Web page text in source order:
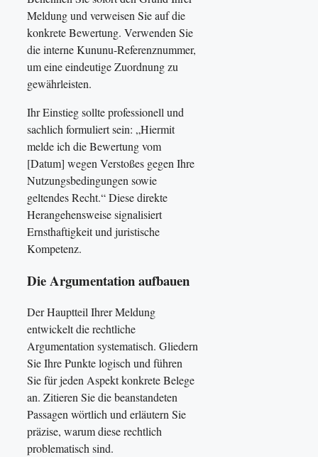
Meldung und verweisen Sie auf die
konkrete Bewertung. Verwenden Sie
die interne Kununu-Referenznummer,
um eine eindeutige Zuordnung zu
gewährleisten.
Ihr Einstieg sollte professionell und
sachlich formuliert sein: „Hiermit
melde ich die Bewertung vom
[Datum] wegen Verstoßes gegen Ihre
Nutzungsbedingungen sowie
geltendes Recht.“ Diese direkte
Herangehensweise signalisiert
Ernsthaftigkeit und juristische
Kompetenz.
Die Argumentation aufbauen
Der Hauptteil Ihrer Meldung
entwickelt die rechtliche
Argumentation systematisch. Gliedern
Sie Ihre Punkte logisch und führen
Sie für jeden Aspekt konkrete Belege
an. Zitieren Sie die beanstandeten
Passagen wörtlich und erläutern Sie
präzise, warum diese rechtlich
problematisch sind.